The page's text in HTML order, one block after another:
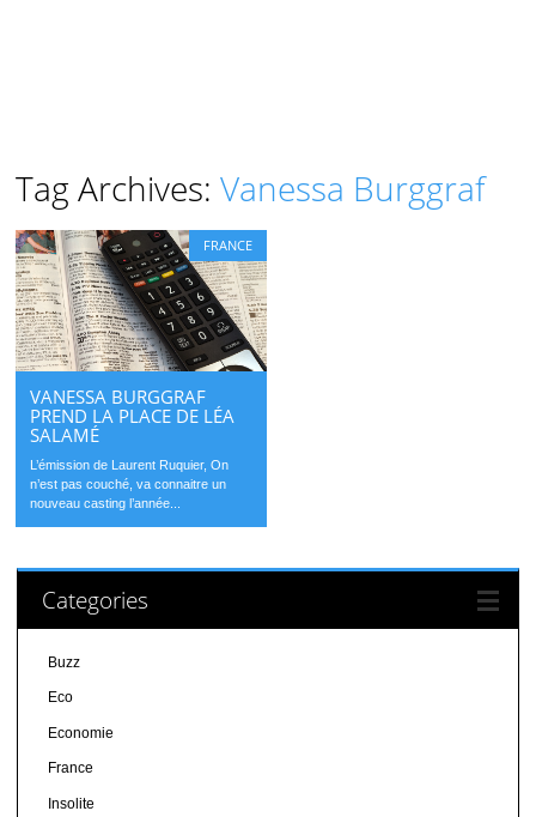
Tag Archives:Vanessa Burggraf
FRANCE
VANESSA BURGGRAF
PREND LA PLACE DE LÉA
SALAMÉ
L’émission de Laurent Ruquier, On
n’est pas couché, va connaitre un
nouveau casting l’année...
Categories
Buzz
Eco
Economie
France
Insolite